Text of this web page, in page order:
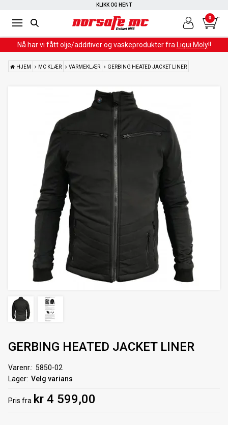
RASK LEVERING
KLIKK OG HENT
0
Nå har vi fått olje/additiver og vaskeprodukter fra Liqui Moly!!
HJEM MC KLÆR VARMEKLÆR GERBING HEATED JACKET LINER
GERBING HEATED JACKET LINER
Varenr.
5850-02
Lager Velg varians
Pris fra kr 4 599,00